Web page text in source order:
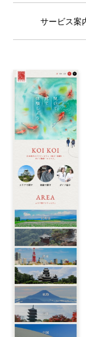
サービス案